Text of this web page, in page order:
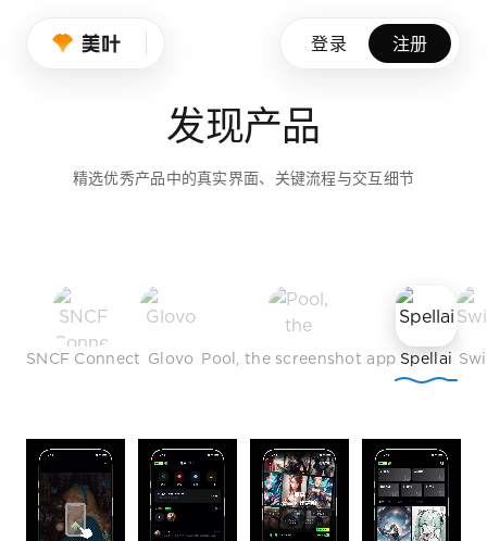
登录 注册
设计师的品味养成
发现产品
精选优秀产品中的真实界面、关键流程与交互细节
SNCF Connect Glovo Pool, the screenshot app Spellai